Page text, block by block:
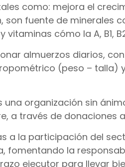
como: mejora el
son fuente de minerales
cómo la A, B1, B2,
almuerzos diarios,
(peso – talla)
una organización sin
a través de donaciones
a la participación del
fomentando la
ejecutor para llevar